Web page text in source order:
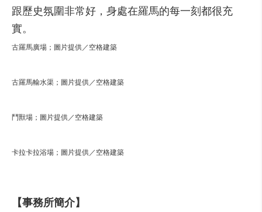
跟歷史氛圍非常好，身處在羅馬的每一刻都很充
實。
古羅馬廣場；圖片提供／空格建築
古羅馬輸水渠；圖片提供／空格建築
鬥獸場；圖片提供／空格建築
卡拉卡拉浴場；圖片提供／空格建築
【事務所簡介】